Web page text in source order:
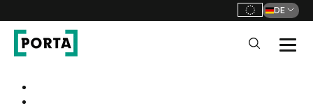
DE